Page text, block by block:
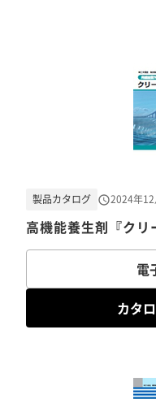
高機能養生剤『クリ
製品カタログ 2024年12
電
カタ